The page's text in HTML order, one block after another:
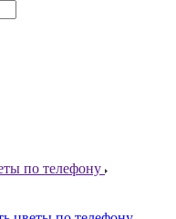
по телефону